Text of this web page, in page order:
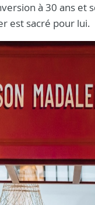
à 30 ans et
est sacré pour lui.